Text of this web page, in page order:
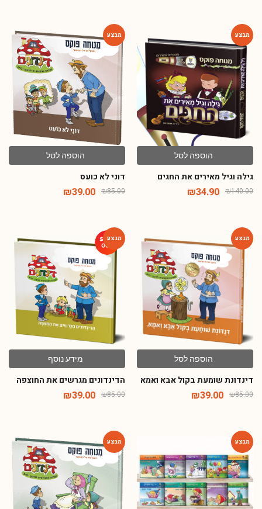
הוספה לסל
גילה וגיל מאירים את החגים
₪140.00
₪34.90
-54%
הוספה לסל
דוני לא כועס
₪85.00
₪39.00
הוספה לסל
דינדונת שומעת בקול אבא ואמא
₪85.00
₪39.00
מידע נוסף
הדינדונים מגרשים את החוצפה
₪85.00
₪39.00
-54%